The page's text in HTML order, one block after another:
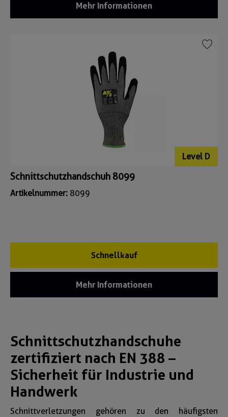
Mehr Informationen
Level D
Schnittschutzhandschuh 8099
Artikelnummer: 8099
Schnellkauf
Mehr Informationen
Schnittschutzhandschuhe
zertifiziert nach EN 388 –
Sicherheit für Industrie und
Handwerk
Schnittverletzungen gehören zu den häufigsten